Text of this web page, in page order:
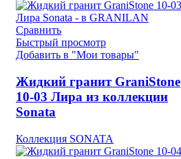
Сравнить
Быстрый просмотр
Добавить в "Мои товары"
Жидкий гранит GraniStone
10-03 Лира из коллекции
Sonata
Коллекция SONATA